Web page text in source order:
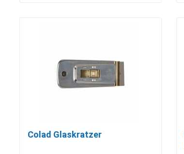
Colad Glaskratzer